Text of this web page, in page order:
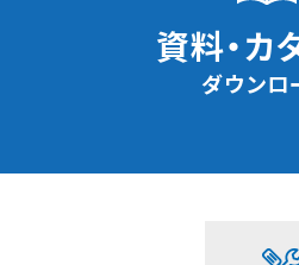
資料・カ
ダウンロ